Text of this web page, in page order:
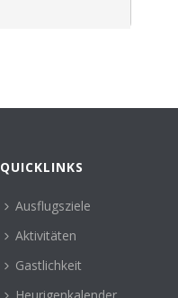
QUICKLINKS
Ausflugsziele
Aktivitäten
Gastlichkeit